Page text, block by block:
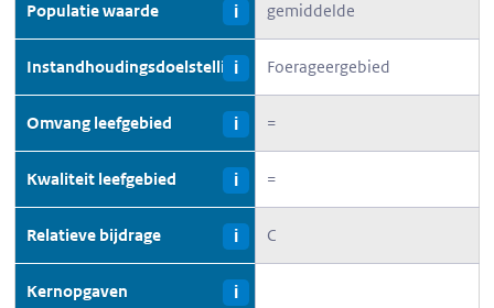
Populatie waarde i gemiddelde
Instandhoudingsdoelstellingi Foerageergebied
Omvang leefgebied i =
Kwaliteit leefgebied i =
Relatieve bijdrage i C
Kernopgaven i